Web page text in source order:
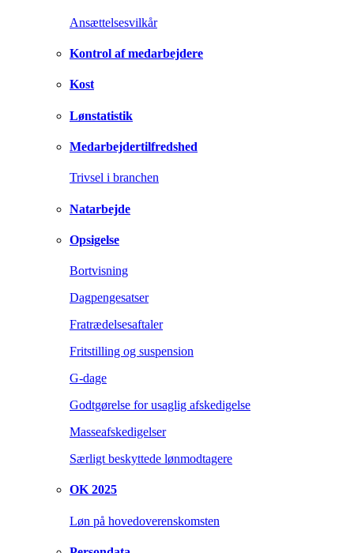
Ansættelsesvilkår
Kontrol af medarbejdere
Kost
Lønstatistik
Medarbejdertilfredshed
Trivsel i branchen
Natarbejde
Opsigelse
Bortvisning
Dagpengesatser
Fratrædelsesaftaler
Fritstilling og suspension
G-dage
Godtgørelse for usaglig afskedigelse
Masseafskedigelser
Særligt beskyttede lønmodtagere
OK 2025
Løn på hovedoverenskomsten